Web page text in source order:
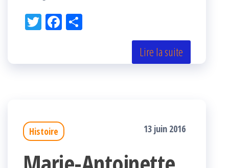
Tw Fac
k r
Lire la suite
Histoire 13 juin 2016